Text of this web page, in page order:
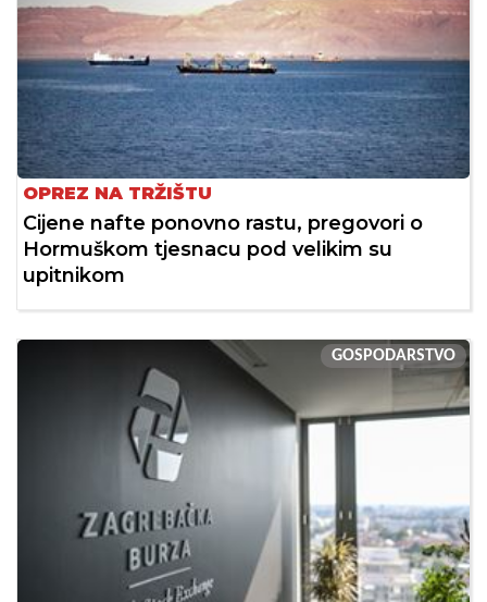
OPREZ NA TRŽIŠTU
Cijene nafte ponovno rastu, pregovori o
Hormuškom tjesnacu pod velikim su
upitnikom
GOSPODARSTVO